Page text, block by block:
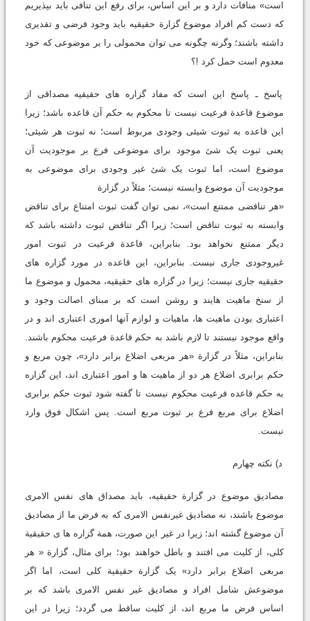
است» منافات دارد و بر این اساس، برای رفع این تنافی باید بپذیریم
که دست کم افراد موضوع گزارة حقیقیه باید وجود فرضی و تقدیری
داشته باشند؛ وگرنه چگونه می توان محمولی را بر موضوعی که خود
معدوم است حمل کرد !؟
پاسخ ـ
پاسخ این است که مفاد گزاره های حقیقیه مصداقی از
موضوع قاعدة فرعیت نیست تا محکوم به حکم آن قاعده باشد؛ زیرا
این قاعده به ثبوت شیئی وجودی مربوط است؛ نه ثبوت هر شیئی؛
یعنی ثبوت یک شئ موجود برای موضوعی فرع بر موجودیت آن
موضوع است، اما ثبوت یک شئ غیر وجودی برای موضوعی به
موجودیت آن موضوع وابسته نیست؛ مثلاً در گزارة
«هر تناقضی ممتنع است»، نمی توان گفت ثبوت امتناع برای تناقض
وابسته به ثبوت تناقض است؛ زیرا اگر تناقض ثبوت داشته باشد که
دیگر ممتنع نخواهد بود. بنابراین، قاعدة فرعیت در ثبوت امور
غیروجودی جاری نیست. بنابراین، این قاعده در مورد گزاره های
حقیقیه جاری نیست؛ زیرا در گزاره های حقیقیه، محمول و موضوع ما
از سنخ ماهیت هایند و روشن است که بر مبنای اصالت وجود و
اعتباری بودن ماهیت ها، ماهیات و لوازم آنها اموری اعتباری اند و در
واقع موجود نیستند تا لازم باشد به حکم قاعدة فرعیت محکوم باشند.
بنابراین، مثلاً در گزارة «هر مربعی اضلاع برابر دارد»، چون مربع و
حکم برابری اضلاع هر دو از ماهیت ها و امور اعتباری اند، این گزاره
به حکم قاعده فرعیت محکوم نیست تا گفته شود ثبوت حکم برابری
اضلاع برای مربع فرع بر ثبوت مربع است. پس اشکال فوق وارد
نیست.
د) نکته چهارم
مصادیق موضوع در گزارة حقیقیه، باید مصداق های نفس الامری
موضوع باشند، نه مصادیق غیرنفس الامری که به فرض ما از مصادیق
آن موضوع گشته اند؛ زیرا در غیر این صورت، همة گزاره ها ی حقیقیة
کلی، از کلیت می افتند و باطل خواهند بود؛ برای مثال، گزارة « هر
مربعی اضلاع برابر دارد» یک گزارة حقیقیة کلی است، اما اگر
موضوعش شامل افراد و مصادیق غیر نفس الامری باشد که بر
اساس فرض ما مربع اند، از کلیت ساقط می گردد؛ زیرا در این